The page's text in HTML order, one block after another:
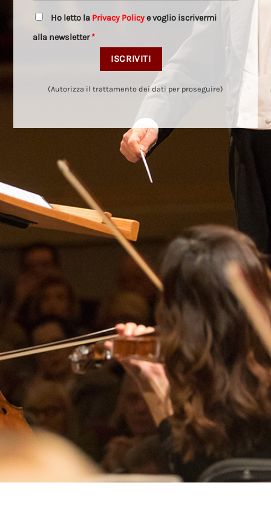
Ho letto la Privacy Policye voglio iscrivermi
alla newsletter*
(Autorizza il trattamento dei dati per proseguire)